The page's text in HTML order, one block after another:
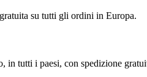
su tutti gli ordini in Europa.
in tutti i paesi, con spedizione